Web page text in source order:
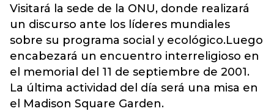
Visitará la sede de la ONU, donde realizará
un discurso ante los líderes mundiales
sobre su programa social y ecológico.Luego
encabezará un encuentro interreligioso en
el memorial del 11 de septiembre de 2001.
La última actividad del día será una misa en
el Madison Square Garden.